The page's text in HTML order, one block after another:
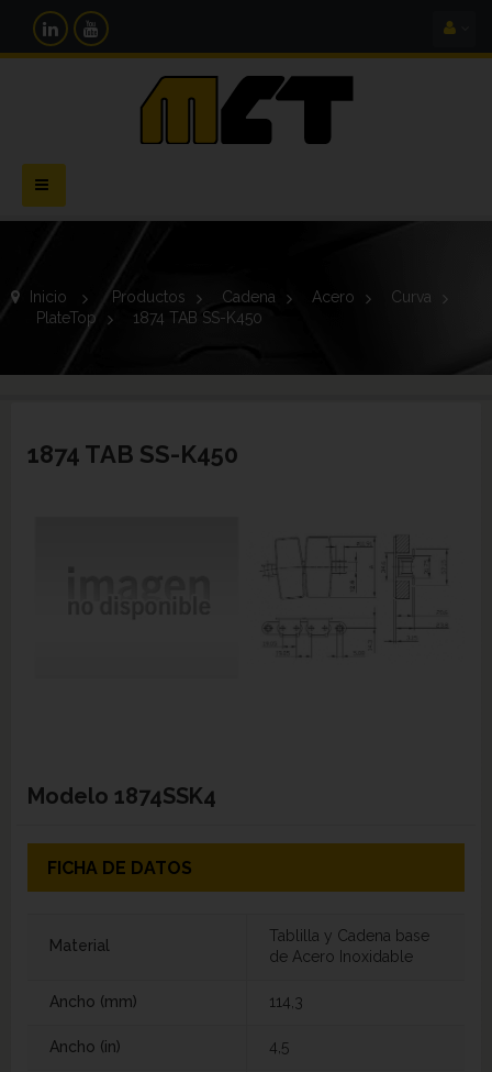
Navegación
Toggle
Inicio > Productos > Cadena > Acero >
Curva
PlateTop > 1874 TAB SS-K450
1874 TAB SS-K450
Modelo 1874SSK4
FICHA DE DATOS
Material
Tablilla y Cadena base
de Acero Inoxidable
Ancho (mm) 114,3
Ancho (in) 4,5